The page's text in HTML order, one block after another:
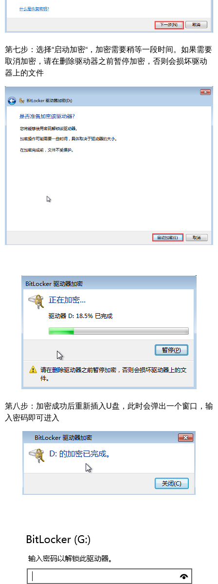
第七步： 选择“启动加密“，加密需要稍等一段时间。如果需要
取消加密，请在删除驱动器之前暂停加密，否则会损坏驱动
器上的文件
第八步： 加密成功后重新插入U盘，此时会弹出一个窗口，输
入密码即可进入